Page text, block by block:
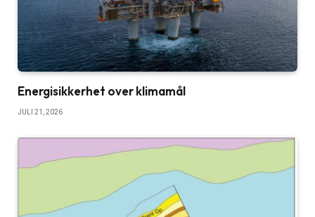
Energisikkerhet over klimamål
JULI 21, 2026